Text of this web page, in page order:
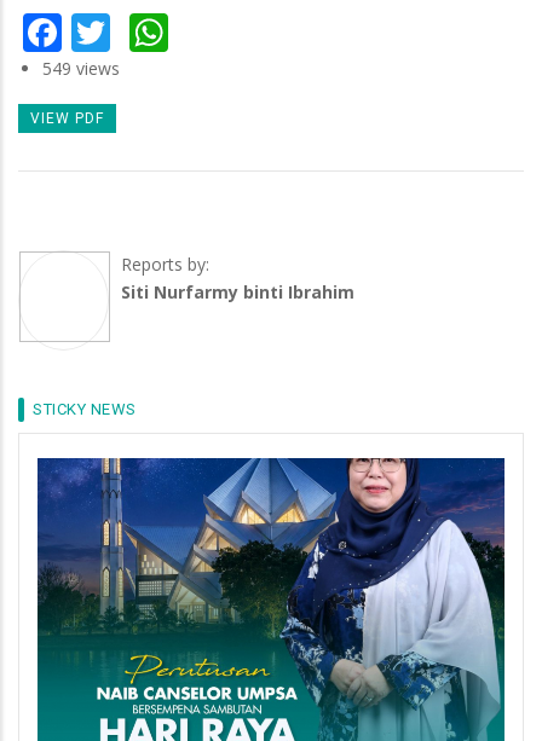
Facebook
Twitter
549 views
VIEW PDF
Reports by:
Siti Nurfarmy binti Ibrahim
STICKY NEWS